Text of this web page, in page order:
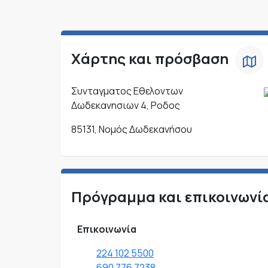
Χάρτης και πρόσβαση
Συνταγματος Εθελοντων
Δωδεκανησιων 4, Ροδος
85131, Νομός Δωδεκανήσου
Πρόγραμμα και
Επικοινωνία
224 102 5500